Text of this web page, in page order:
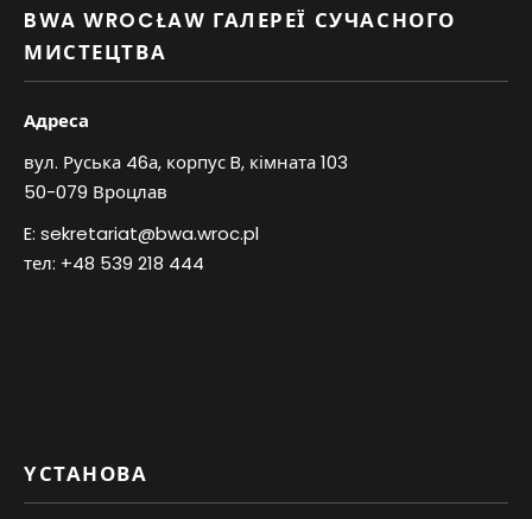
BWA WROCŁAW ГАЛЕРЕЇ СУЧАСНОГО
МИСТЕЦТВА
Адреса
вул. Руська 46а, корпус B, кімната 103
50-079 Вроцлав
E: sekretariat@bwa.wroc.pl
тел: +48 539 218 444
YСТАНОВА